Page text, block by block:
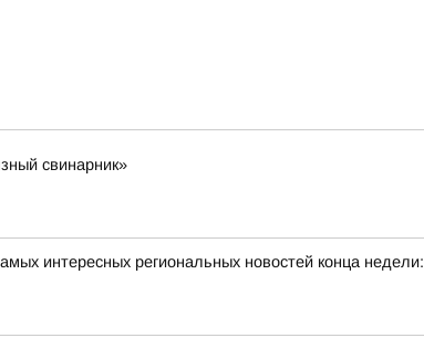
свинарник»
интересных региональных новостей конца недели: